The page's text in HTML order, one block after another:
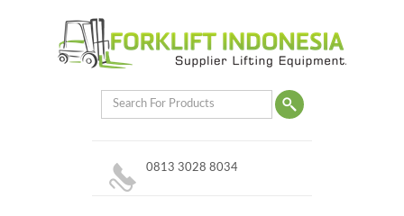
0813 3028 8034